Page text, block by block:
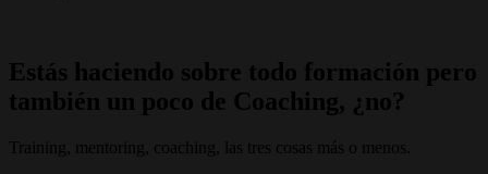
Estás haciendo sobre todo formación pero
también un poco de Coaching, ¿no?
Training, mentoring, coaching, las tres cosas más o menos.